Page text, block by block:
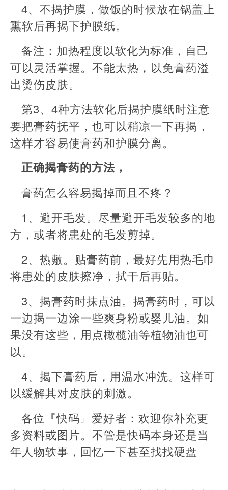
4、不揭护膜，做饭的时候放在锅盖上
熏软后再揭下护膜纸。
备注：加热程度以软化为标准，自己
可以灵活掌握。不能太热，以免膏药溢
出烫伤皮肤。
第3、4种方法软化后揭护膜纸时注意
要把膏药抚平，也可以稍凉一下再揭，
这样才容易使膏药和护膜分离。
正确揭膏药的方法，
膏药怎么容易揭掉而且不疼？
1、避开毛发。尽量避开毛发较多的地
方，或者将患处的毛发剪掉。
2、热敷。贴膏药前，最好先用热毛巾
将患处的皮肤擦净，拭干后再贴。
3、揭膏药时抹点油。揭膏药时，可以
一边揭一边涂一些爽身粉或婴儿油。如
果没有这些，用点橄榄油等植物油也可
以。
4、揭下膏药后，用温水冲洗。这样可
以缓解其对皮肤的刺激。
各位『快码』爱好者：欢迎你补充更
多资料或图片。不管是快码本身还是当
年人物轶事，回忆一下甚至找找硬盘